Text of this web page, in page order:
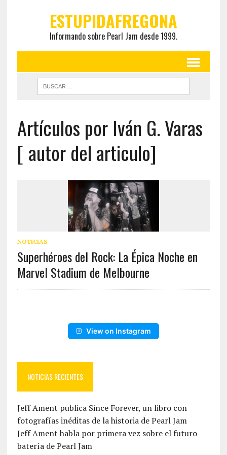
ESTUPIDAFREGONA
Informando sobre Pearl Jam desde 1999.
Artículos por Iván G. Varas
[ autor del articulo]
NOTICIAS
Superhéroes del Rock: La Épica Noche en
Marvel Stadium de Melbourne
View on Instagram
NOTICIAS RECIENTES
Jeff Ament publica Since Forever, un libro con
fotografías inéditas de la historia de Pearl Jam
Jeff Ament habla por primera vez sobre el futuro
batería de Pearl Jam